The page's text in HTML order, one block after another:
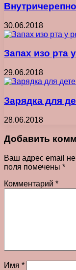
30.06.2018
Запах изо рта
29.06.2018
Зарядка для
28.06.2018
Добавить
Ваш адрес email не
поля помечены *
Комментарий *
Имя *